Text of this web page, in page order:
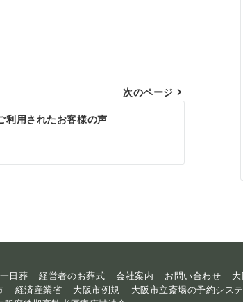
次のページ
利用されたお客様の声
一日葬 経営者のお葬式 会社案内 お問い合わせ
経済産業省 大阪市例規 大阪市立斎場の予約シス